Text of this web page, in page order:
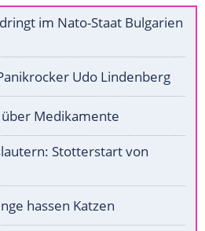
im Nato-Staat Bulgarien
Udo Lindenberg
Medikamente
Stotterstart von
hassen Katzen